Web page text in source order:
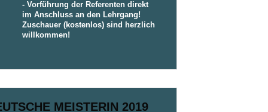
- Vorführung der Referenten direkt
im Anschluss an den Lehrgang!
Zuschauer (kostenlos) sind herzlich
willkommen!
MEISTERIN 2019